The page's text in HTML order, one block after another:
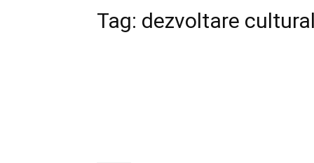
Tag: dezvoltare